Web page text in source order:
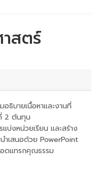
สตร์
ธิบายเนื้อหาและงานที่
2 ต้นทุน
บ่งหน่วยเรียน และสร้าง
เสนอด้วย PowerPoint
ดแทรกคุณธรรม